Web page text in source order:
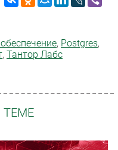
, Postgres,
, Тантор Лабс
ТЕМЕ